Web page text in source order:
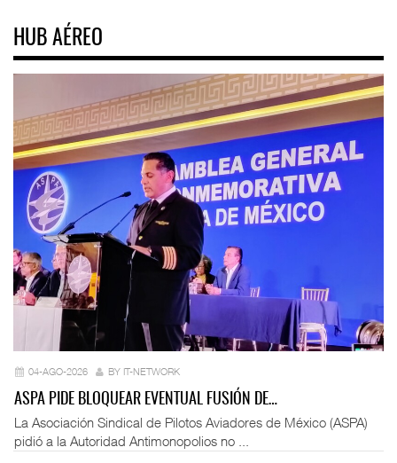
HUB AÉREO
04-AGO-2026 BY IT-NETWORK
ASPA PIDE BLOQUEAR EVENTUAL FUSIÓN DE…
La Asociación Sindical de Pilotos Aviadores de México (ASPA)
pidió a la Autoridad Antimonopolios no ...